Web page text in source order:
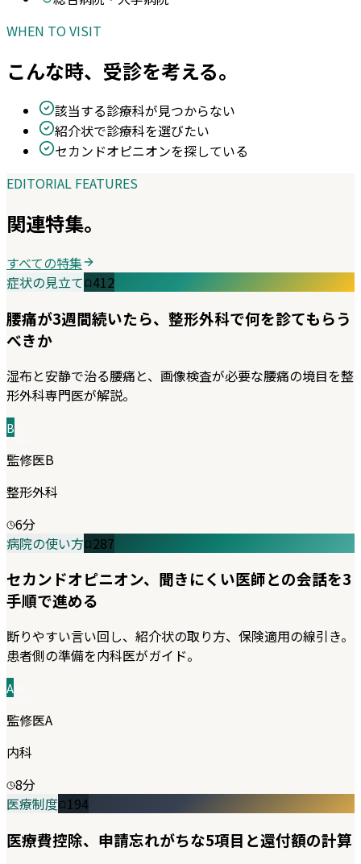
WHEN TO VISIT
こんな時、受診を考える。
該当する診療科が見つからない
紹介状で診療科を選びたい
セカンドオピニオンを探している
EDITORIAL FEATURES
関連特集。
すべての特集
症状の見立て 412
腰痛が3週間続いたら、整形外科で何を診てもらう
べきか
湿布と安静で治る腰痛と、画像検査が必要な腰痛の境目を整
形外科専門医が解説。
B
監修医B
整形外科
6分
病院の使い方 287
セカンドオピニオン、聞きにくい医師との会話を3
手順で進める
断りやすい言い回し、紹介状の取り方、保険適用の線引き。
患者側の準備を内科医がガイド。
A
監修医A
内科
8分
医療制度 194
医療費控除、申請忘れがちな5項目と還付額の計算